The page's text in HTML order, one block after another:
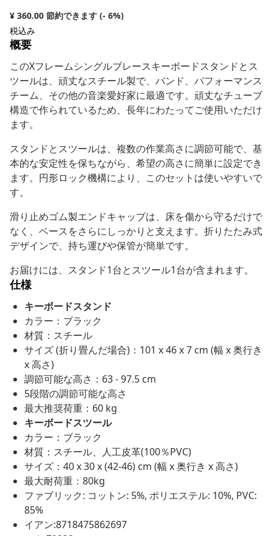
¥ 360.00 節約できます (- 6%)
税込み
概要
このXフレームシングルブレースキーボードスタンドとス
ツールは、頑丈なスチール製で、バンド、パフォーマンス
チーム、その他の音楽愛好家に最適です。頑丈なチューブ
構造で作られているため、長年にわたってご使用いただけ
ます。
スタンドとスツールは、複数の作業高さに調節可能で、基
本的な安定性を保ちながら、希望の高さに簡単に設定でき
ます。円形ロック機構により、このセットは使いやすいで
す。
滑り止めゴム製エンドキャップは、床を傷から守るだけで
なく、ベースをさらにしっかりと支えます。折りたたみ式
デザインで、持ち運びや保管が簡単です。
お届けには、スタンド1台とスツール1台が含まれます。
仕様
キーボードスタンド
カラー：ブラック
材質：スチール
サイズ (折り畳んだ場合)：101 x 46 x 7 cm (幅 x 奥行き
x 高さ)
調節可能な高さ：63 - 97.5 cm
5段階の調節可能な高さ
最大推奨荷重：60 kg
キーボードスツール
カラー：ブラック
材質：スチール、人工皮革(100％PVC)
サイズ：40 x 30 x (42-46) cm (幅 x 奥行き x 高さ)
最大耐荷重：80kg
ファブリック: コットン: 5%, ポリエステル: 10%, PVC:
85%
イアン:8718475862697